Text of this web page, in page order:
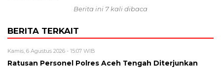
Berita ini 7 kali dibaca
BERITA TERKAIT
Kamis, 6 Agustus 2026 - 15:07 WIB
Ratusan Personel Polres Aceh Tengah Diterjunkan